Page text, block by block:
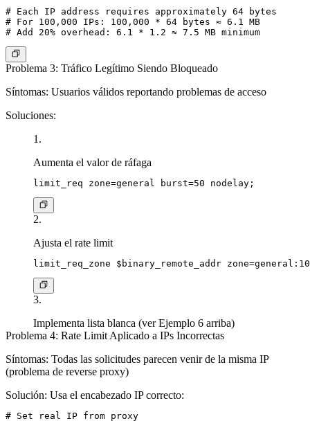
# Each IP address requires approximately 64 bytes
# For 100,000 IPs: 100,000 * 64 bytes ≈ 6.1 MB
Problema 3: Tráfico Legítimo Siendo Bloqueado
Síntomas: Usuarios válidos reportando problemas de acceso
Soluciones:
Aumenta el valor de ráfaga
Ajusta el rate limit
Implementa lista blanca (ver Ejemplo 6 arriba)
Problema 4: Rate Limit Aplicado a IPs Incorrectas
Síntomas: Todas las solicitudes parecen venir de la misma IP
(problema de reverse proxy)
Solución: Usa el encabezado IP correcto:
# Set real IP from proxy